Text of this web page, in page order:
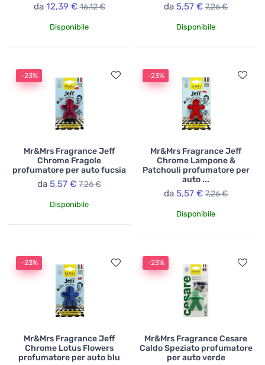
da 12,39 € 16,12 €
Disponibile
da 5,57 € 7,26 €
Disponibile
-23%
Mr&Mrs Fragrance Jeff
Chrome Fragole
profumatore per auto fucsia
da 5,57 € 7,26 €
Disponibile
-23%
Mr&Mrs Fragrance Jeff
Chrome Lampone &
Patchouli profumatore per
auto ...
da 5,57 € 7,26 €
Disponibile
-23%
Mr&Mrs Fragrance Jeff
Chrome Lotus Flowers
profumatore per auto blu
-23%
Mr&Mrs Fragrance Cesare
Caldo Speziato profumatore
per auto verde